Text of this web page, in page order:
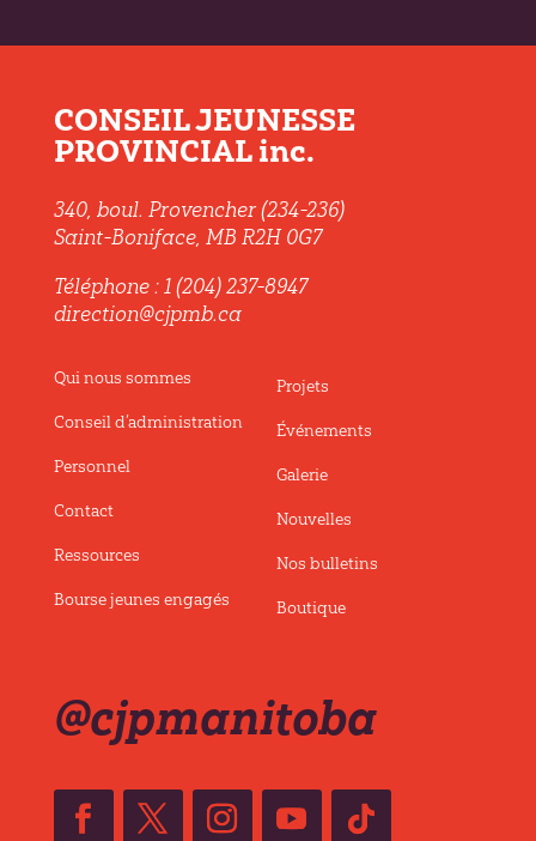
CONSEIL JEUNESSE
PROVINCIAL inc.
340, boul. Provencher (234-236)
Saint-Boniface, MB R2H 0G7
Téléphone : 1 (204) 237-8947
direction@cjpmb.ca
Qui nous sommes
Conseil d’administration
Personnel
Contact
Ressources
Bourse jeunes engagés
Projets
Événements
Galerie
Nouvelles
Nos bulletins
Boutique
@cjpmanitoba